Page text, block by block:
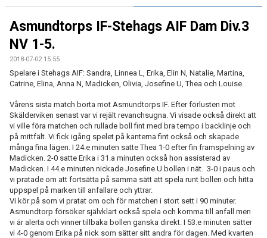
KIOSKLISTA
Asmundtorps IF-Stehags AIF Dam Div.3
NV 1-5.
2018-07-02 15:55
Spelare i Stehags AIF: Sandra, Linnea L, Erika, Elin N, Natalie, Martina,
Catrine, Elina, Anna N, Madicken, Olivia, Josefine U, Thea och Louise.
Vårens sista match borta mot Asmundtorps IF. Efter förlusten mot
Skälderviken senast var vi rejält revanchsugna. Vi visade också direkt att
vi ville föra matchen och rullade boll fint med bra tempo i backlinje och
på mittfält. Vi fick igång spelet på kanterna fint också och skapade
många fina lägen. I 24.e minuten satte Thea 1-0 efter fin framspelning av
Madicken. 2-0 satte Erika i 31.a minuten också hon assisterad av
Madicken. I 44.e minuten nickade Josefine U bollen i nät. 3-0 i paus och
vi pratade om att fortsätta på samma sätt att spela runt bollen och hitta
uppspel på marken till anfallare och yttrar.
Vi kör på som vi pratat om och för matchen i stort sett i 90 minuter.
Asmundtorp försöker självklart också spela och komma till anfall men
vi är alerta och vinner tillbaka bollen ganska direkt. I 53.e minuten sätter
vi 4-0 genom Erika på nick som sätter sitt andra för dagen. Med kvarten